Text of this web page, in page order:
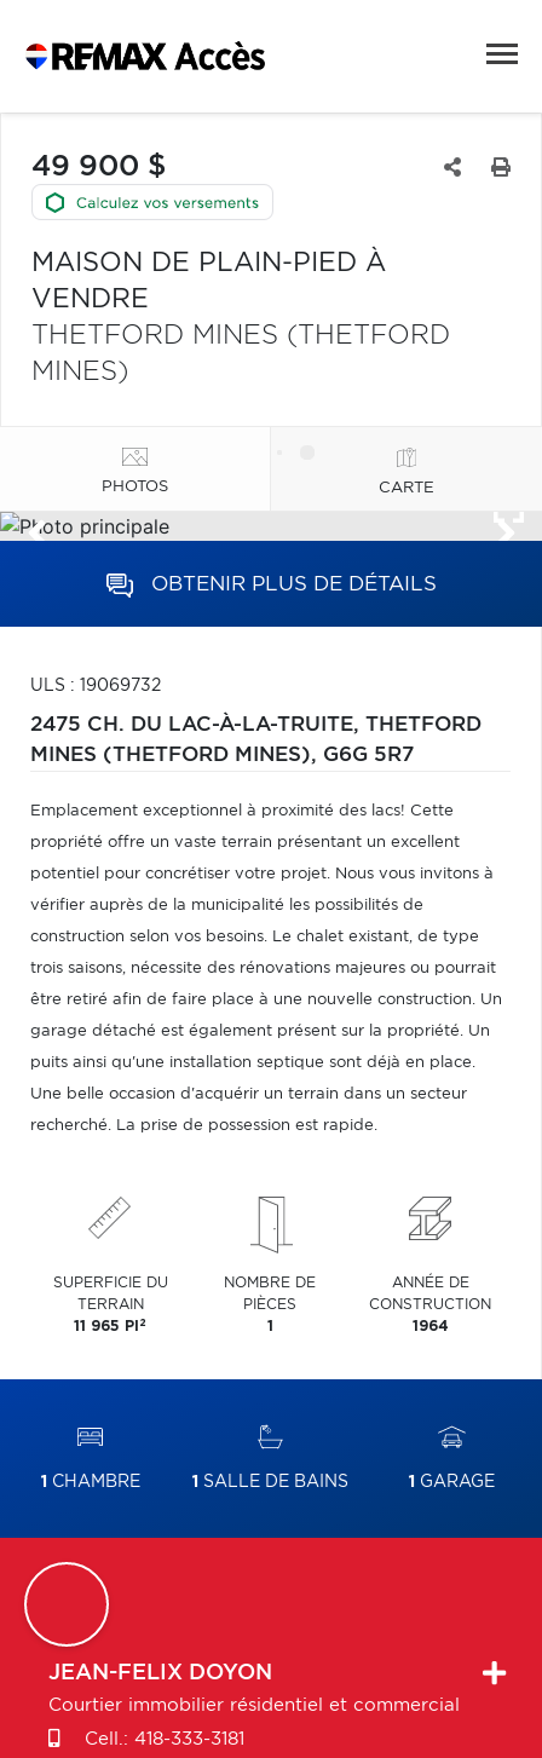
49 900 $
MAISON DE PLAIN-PIED À
VENDRE
THETFORD MINES (THETFORD
MINES)
PHOTOS CARTE
OBTENIR PLUS DE DÉTAILS
ULS : 19069732
2475 CH. DU LAC-À-LA-TRUITE, THETFORD
MINES (THETFORD MINES), G6G 5R7
Emplacement exceptionnel à proximité des lacs! Cette
propriété offre un vaste terrain présentant un excellent
potentiel pour concrétiser votre projet. Nous vous invitons à
vérifier auprès de la municipalité les possibilités de
construction selon vos besoins. Le chalet existant, de type
trois saisons, nécessite des rénovations majeures ou pourrait
être retiré afin de faire place à une nouvelle construction. Un
garage détaché est également présent sur la propriété. Un
puits ainsi qu'une installation septique sont déjà en place.
Une belle occasion d'acquérir un terrain dans un secteur
recherché. La prise de possession est rapide.
SUPERFICIE DU
TERRAIN
11 965 PI 2
NOMBRE DE
PIÈCES
1
ANNÉE DE
CONSTRUCTION
1964
1 CHAMBRE 1 SALLE DE BAINS 1 GARAGE
JEAN-FELIX DOYON
Courtier immobilier résidentiel et commercial
Cell.: 418-333-3181